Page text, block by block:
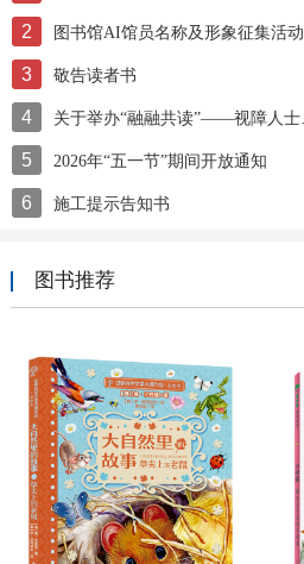
2 图书馆AI馆员名称及形象征集活动
3 敬告读者书
4
5 2026年“五一节”期间开放通知
6 施工提示告知书
图书推荐